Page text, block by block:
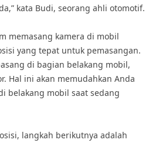
kata Budi, seorang ahli otomotif.
memasang kamera di mobil
yang tepat untuk pemasangan.
di bagian belakang mobil,
Hal ini akan memudahkan Anda
belakang mobil saat sedang
langkah berikutnya adalah